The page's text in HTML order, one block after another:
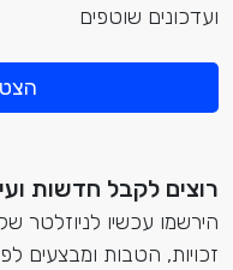
ועדכונים שוטפים
רוצים לקבל חדשות
הירשמו עכשיו לניוזלטר
זכויות, הטבות ומבצעים